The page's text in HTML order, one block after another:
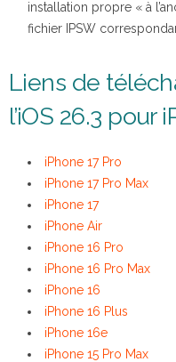
installation propre « à
fichier IPSW
Liens de
l’iOS 26.3 pour
iPhone 17 Pro
iPhone 17 Pro Max
iPhone 17
iPhone Air
iPhone 16 Pro
iPhone 16 Pro Max
iPhone 16
iPhone 16 Plus
iPhone 16e
iPhone 15 Pro Max